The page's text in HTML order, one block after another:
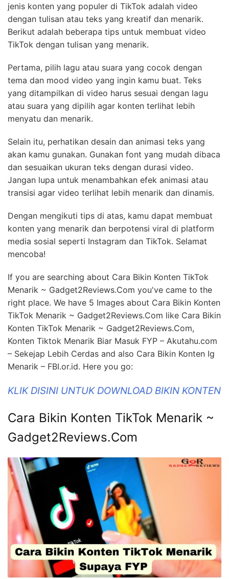
jenis konten yang populer di TikTok adalah video
dengan tulisan atau teks yang kreatif dan menarik.
Berikut adalah beberapa tips untuk membuat video
TikTok dengan tulisan yang menarik.
Pertama, pilih lagu atau suara yang cocok dengan
tema dan mood video yang ingin kamu buat. Teks
yang ditampilkan di video harus sesuai dengan lagu
atau suara yang dipilih agar konten terlihat lebih
menyatu dan menarik.
Selain itu, perhatikan desain dan animasi teks yang
akan kamu gunakan. Gunakan font yang mudah dibaca
dan sesuaikan ukuran teks dengan durasi video.
Jangan lupa untuk menambahkan efek animasi atau
transisi agar video terlihat lebih menarik dan dinamis.
Dengan mengikuti tips di atas, kamu dapat membuat
konten yang menarik dan berpotensi viral di platform
media sosial seperti Instagram dan TikTok. Selamat
mencoba!
If you are searching about Cara Bikin Konten TikTok
Menarik ~ Gadget2Reviews.Com you've came to the
right place. We have 5 Images about Cara Bikin Konten
TikTok Menarik ~ Gadget2Reviews.Com like Cara Bikin
Konten TikTok Menarik ~ Gadget2Reviews.Com,
Konten Tiktok Menarik Biar Masuk FYP – Akutahu.com
– Sekejap Lebih Cerdas and also Cara Bikin Konten Ig
Menarik – FBI.or.id. Here you go:
KLIK DISINI UNTUK DOWNLOAD BIKIN KONTEN
Cara Bikin Konten TikTok Menarik ~
Gadget2Reviews.Com